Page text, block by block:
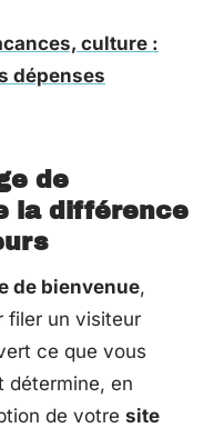
culture :
dépenses
de
la différence
de bienvenue,
filer un visiteur
ce que vous
détermine, en
de votre site